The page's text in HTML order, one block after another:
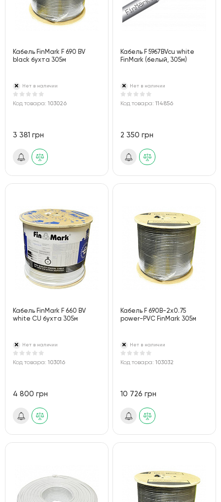
Кабель FinMark F 690 BV
black бухта 305м
Нет в наличии
Код товара: 103026
3 381 грн
Кабель F 5967BVcu white
FinMark (белый, 305м)
Нет в наличии
Код товара:114856
2 350 грн
Кабель FinMark F 660 BV
white CU бухта 305м
Нет в наличии
Код товара: 103016
4 800 грн
Кабель F 690B-2x0.75
power-РVС FinMark 305м
Нет в наличии
Код товара:103032
10 726 грн